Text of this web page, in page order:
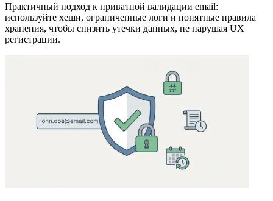
Практичный подход к приватной валидации email:
используйте хеши, ограниченные логи и понятные правила
хранения, чтобы снизить утечки данных, не нарушая UX
регистрации.